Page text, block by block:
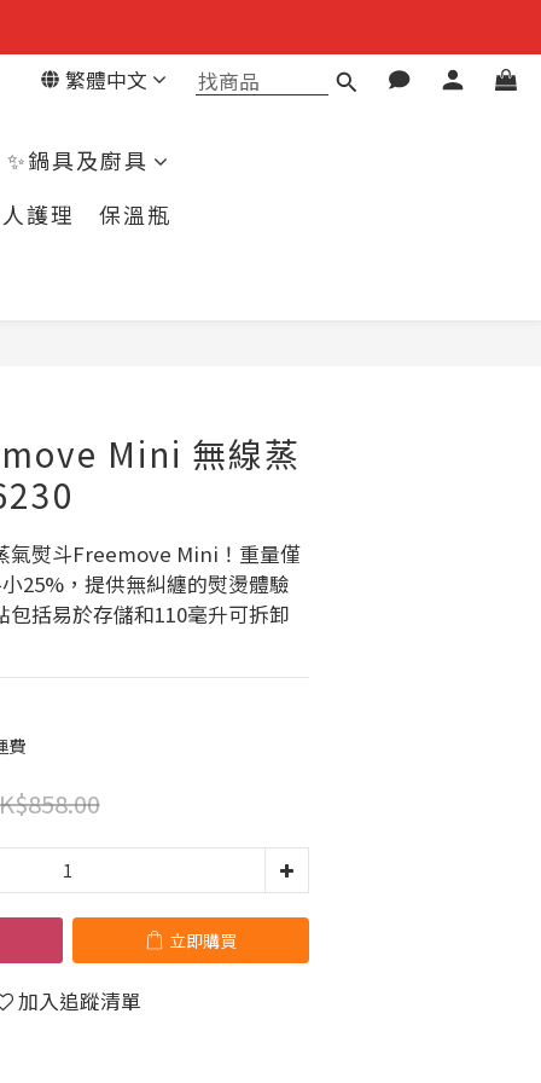
繁體中文
✨鍋具及廚具
護理
保溫瓶
Mini 無線蒸
氣熨斗Freemove Mini！重量僅
25%，提供無糾纏的熨燙體驗
包括易於存儲和110毫升可拆卸
費
立即購買
加入追蹤清單